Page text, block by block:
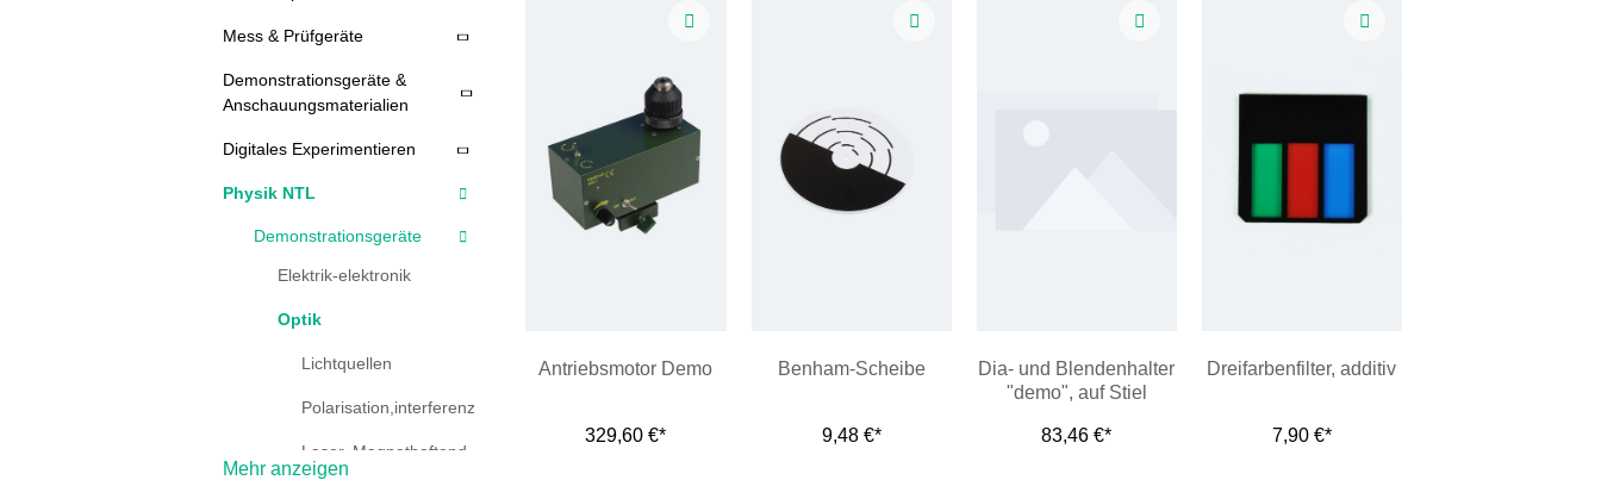
Mess & Prüfgeräte
Demonstrationsgeräte &
Anschauungsmaterialien
Digitales Experimentieren
Physik NTL
Demonstrationsgeräte
Elektrik-elektronik
Optik
Lichtquellen
Polarisation,interferenz,beugung
Laser, Magnethaftend
Mehr anzeigen
Antriebsmotor Demo
329,60 €*
Benham-Scheibe
9,48 €*
Dia- und Blendenhalter
"demo", auf Stiel
83,46 €*
Dreifarbenfilter, additiv
7,90 €*